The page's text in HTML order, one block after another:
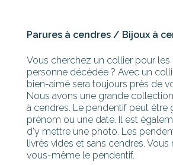
Parures à cendres / Bijoux à
Vous cherchez un collier pour
personne décédée ? Avec un
bien-aimé sera toujours près de
Nous avons une grande
à cendres. Le pendentif peut être
prénom ou une date. Il est
d'y mettre une photo. Les
livrés vides et sans cendres.
vous-même le pendentif.